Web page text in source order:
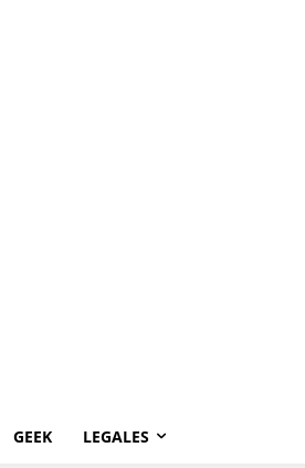
GEEK LEGALES